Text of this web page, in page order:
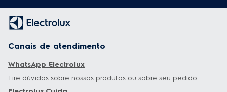
Canais de atendimento
WhatsApp Electrolux
Tire dúvidas sobre nossos produtos ou sobre seu pedido.